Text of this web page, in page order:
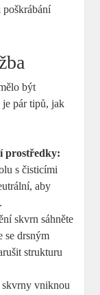
poškrábání
být
je pár tipů, jak
prostředky:
s čisticími
aby
skvrn sáhněte
se drsným
strukturu
skvrny vniknou